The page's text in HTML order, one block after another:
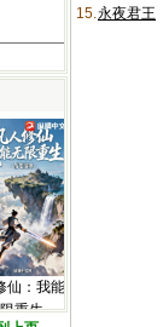
仙：我能无
限重生
15.永夜君王